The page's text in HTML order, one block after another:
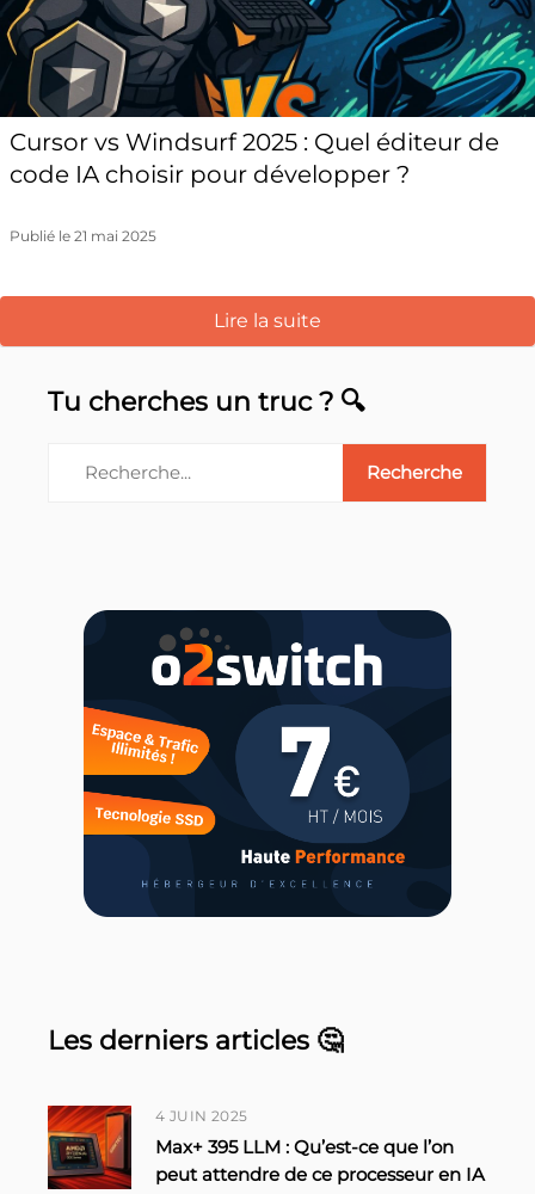
Cursor vs Windsurf 2025 : Quel éditeur de
code IA choisir pour développer ?
Publié le 21 mai 2025
Lire la suite
Tu cherches un truc ? 🔍
Les derniers articles 🤔
4 JUIN 2025
Max+ 395 LLM : Qu’est-ce que l’on
peut attendre de ce processeur en IA